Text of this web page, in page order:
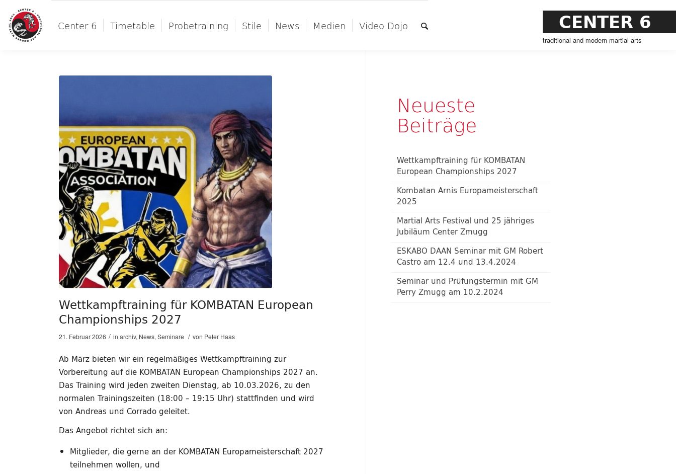
CENTER 6
traditional and modern martial arts
Center 6 Timetable Probetraining Stile News Medien Video Dojo
Wettkampftraining für KOMBATAN European
Championships 2027
21. Februar 2026 / inarchiv, News,Seminare / von Peter Haas
Ab März bieten wir ein regelmäßiges Wettkampftraining zur
Vorbereitung auf die KOMBATAN European Championships 2027 an.
Das Training wird jeden zweiten Dienstag, ab 10.03.2026, zu den
normalen Trainingszeiten (18:00 – 19:15 Uhr) stattfinden und wird
von Andreas und Corrado geleitet.
Das Angebot richtet sich an:
Mitglieder, die gerne an der KOMBATAN Europameisterschaft 2027
teilnehmen wollen, und
Neueste
Beiträge
Wettkampftraining für KOMBATAN
European Championships 2027
Kombatan Arnis Europameisterschaft
2025
Martial Arts Festival und 25 jähriges
Jubiläum Center Zmugg
ESKABO DAAN Seminar mit GM Robert
Castro am 12.4 und 13.4.2024
Seminar und Prüfungstermin mit GM
Perry Zmugg am 10.2.2024